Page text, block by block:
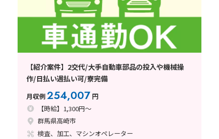
【紹介案件】2交代/大手自動車部品の投入や機械操
作/日払い週払い可/寮完備
月収例254,007 円
【時給】1,300円～
群馬県高崎市
検査、加工、マシンオペレーター